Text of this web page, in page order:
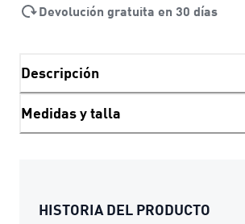
Devolución gratuita en 30 días
Descripción
Medidas y talla
HISTORIA DEL PRODUCTO